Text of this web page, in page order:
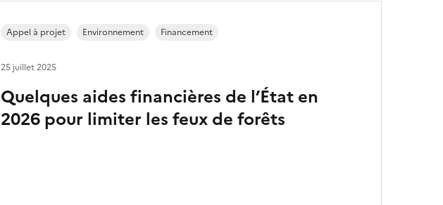
Quelques aides financières de l’État en
2026 pour limiter les feux de forêts
Appel à projet Environnement Financement
25 juillet 2025